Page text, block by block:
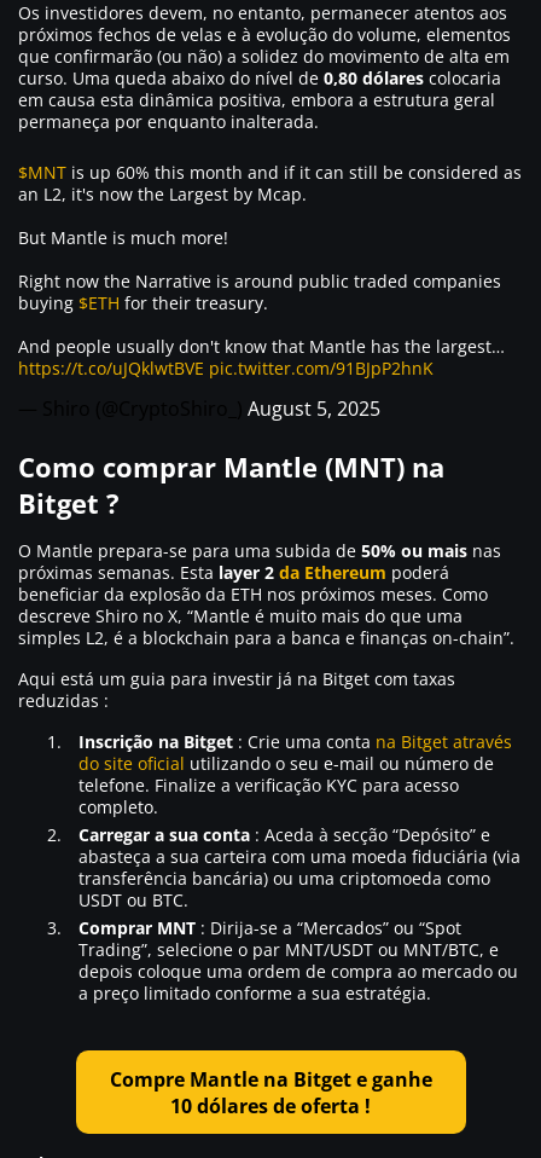
Os investidores devem, no entanto, permanecer atentos aos
próximos fechos de velas e à evolução do volume, elementos
que confirmarão (ou não) a solidez do movimento de alta em
curso. Uma queda abaixo do nível de 0,80 dólares colocaria
em causa esta dinâmica positiva, embora a estrutura geral
permaneça por enquanto inalterada.
$MNT is up 60% this month and if it can still be considered as
an L2, it's now the Largest by Mcap.
But Mantle is much more!
Right now the Narrative is around public traded companies
buying $ETH for their treasury.
And people usually don't know that Mantle has the largest…
https://t.co/uJQklwtBVE pic.twitter.com/91BJpP2hnK
August 5, 2025
Como comprar Mantle (MNT) na
Bitget ?
O Mantle prepara-se para uma subida de 50% ou mais nas
próximas semanas. Esta layer 2 da Ethereum poderá
beneficiar da explosão da ETH nos próximos meses. Como
descreve Shiro no X, “Mantle é muito mais do que uma
simples L2, é a blockchain para a banca e finanças on-chain”.
Aqui está um guia para investir já na Bitget com taxas
reduzidas :
Inscrição na Bitget : Crie uma conta na Bitget através
do site oficial utilizando o seu e-mail ou número de
telefone. Finalize a verificação KYC para acesso
completo.
Carregar a sua conta : Aceda à secção “Depósito” e
abasteça a sua carteira com uma moeda fiduciária (via
transferência bancária) ou uma criptomoeda como
USDT ou BTC.
Comprar MNT : Dirija-se a “Mercados” ou “Spot
Trading”, selecione o par MNT/USDT ou MNT/BTC, e
depois coloque uma ordem de compra ao mercado ou
a preço limitado conforme a sua estratégia.
Compre Mantle na Bitget e ganhe
10 dólares de oferta !